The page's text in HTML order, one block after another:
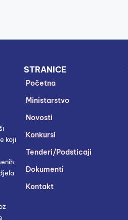
koji
STRANICE
Početna
Ministarstvo
Novosti
Konkursi
Tenderi/Podsticaji
Dokumenti
Kontakt